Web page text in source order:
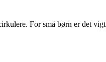
For små børn er det